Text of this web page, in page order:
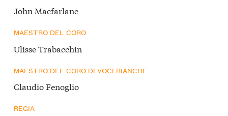
John Macfarlane
MAESTRO DEL CORO
Ulisse Trabacchin
MAESTRO DEL CORO DI VOCI BIANCHE
Claudio Fenoglio
REGIA